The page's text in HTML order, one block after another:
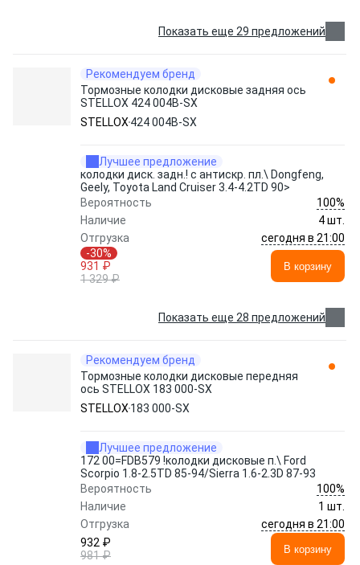
Показать еще 29 предложений
Рекомендуем бренд
Тормозные колодки дисковые задняя ось
STELLOX 424 004B-SX
STELLOX 424 004B-SX
Лучшее предложение
колодки диск. задн.! с антискр. пл.\ Dongfeng,
Geely, Toyota Land Cruiser 3.4-4.2TD 90>
Вероятность
100%
Наличие
4 шт.
Отгрузка
сегодня в 21:00
-30%
931 ₽
1 329 ₽
В корзину
Показать еще 28 предложений
Рекомендуем бренд
Тормозные колодки дисковые передняя
ось STELLOX 183 000-SX
STELLOX 183 000-SX
Лучшее предложение
172 00=FDB579 !колодки дисковые п.\ Ford
Scorpio 1.8-2.5TD 85-94/Sierra 1.6-2.3D 87-93
Вероятность
100%
Наличие
1 шт.
Отгрузка
сегодня в 21:00
932 ₽
981 ₽
В корзину